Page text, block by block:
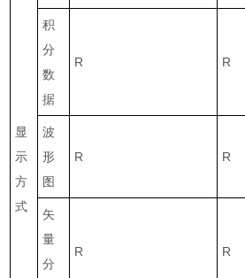
显
示
方
式
积
分
数
据
R R
波
形
图
R R
矢
量
分
R R